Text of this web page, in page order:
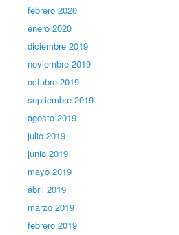
febrero 2020
enero 2020
diciembre 2019
noviembre 2019
octubre 2019
septiembre 2019
agosto 2019
julio 2019
junio 2019
mayo 2019
abril 2019
marzo 2019
febrero 2019